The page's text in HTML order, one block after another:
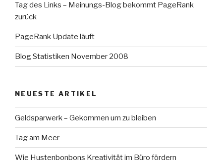
Tag des Links – Meinungs-Blog bekommt PageRank
zurück
PageRank Update läuft
Blog Statistiken November 2008
NEUESTE ARTIKEL
Geldsparwerk – Gekommen um zu bleiben
Tag am Meer
Wie Hustenbonbons Kreativität im Büro fördern